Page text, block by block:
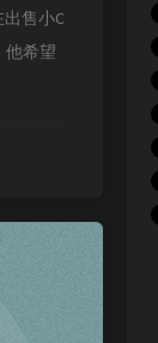
售小C
他希望